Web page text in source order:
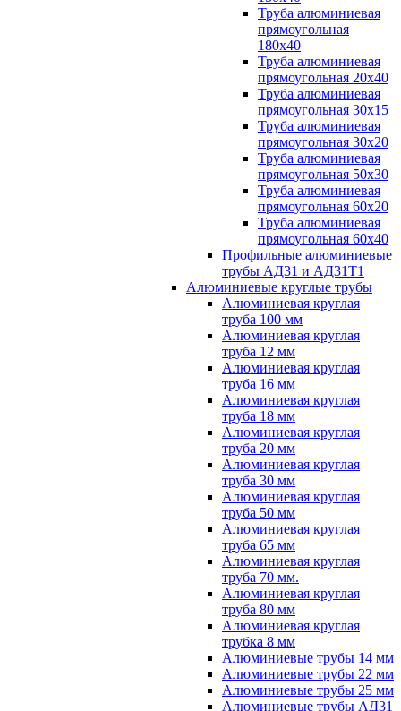
Труба алюминиевая
прямоугольная
180x40
Труба алюминиевая
прямоугольная 20х40
Труба алюминиевая
прямоугольная 30x15
Труба алюминиевая
прямоугольная 30х20
Труба алюминиевая
прямоугольная 50х30
Труба алюминиевая
прямоугольная 60x20
Труба алюминиевая
прямоугольная 60х40
Профильные алюминиевые
трубы АД31 и АД31Т1
Алюминиевые круглые трубы
Алюминиевая круглая
труба 100 мм
Алюминиевая круглая
труба 12 мм
Алюминиевая круглая
труба 16 мм
Алюминиевая круглая
труба 18 мм
Алюминиевая круглая
труба 20 мм
Алюминиевая круглая
труба 30 мм
Алюминиевая круглая
труба 50 мм
Алюминиевая круглая
труба 65 мм
Алюминиевая круглая
труба 70 мм.
Алюминиевая круглая
труба 80 мм
Алюминиевая круглая
трубка 8 мм
Алюминиевые трубы 14 мм
Алюминиевые трубы 22 мм
Алюминиевые трубы 25 мм
Алюминиевые трубы АД31